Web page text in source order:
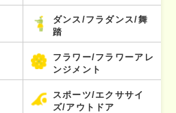
ダンス/フラダンス/舞
踏
フラワー/フラワーアレ
ンジメント
スポーツ/エクササイ
ズ/アウトドア